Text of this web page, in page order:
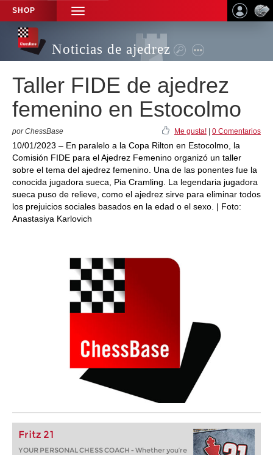
SHOP
TOGGLE
NAVIGATION
Noticias de ajedrez
Taller FIDE de ajedrez
femenino en Estocolmo
por ChessBase Me gusta! 0 Comentarios
10/01/2023 – En paralelo a la Copa Rilton en Estocolmo, la
Comisión FIDE para el Ajedrez Femenino organizó un taller
sobre el tema del ajedrez femenino. Una de las ponentes fue la
conocida jugadora sueca, Pia Cramling. La legendaria jugadora
sueca puso de relieve, como el ajedrez sirve para eliminar todos
los prejuicios sociales basados en la edad o el sexo. | Foto:
Anastasiya Karlovich
Fritz 21
YOUR PERSONAL CHESS COACH - Whether you’re